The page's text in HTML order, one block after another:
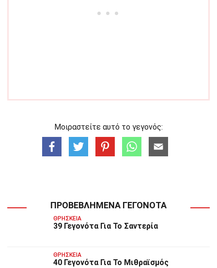
Μοιραστείτε αυτό το γεγονός:
ΠΡΟΒΕΒΛΗΜΈΝΑ ΓΕΓΟΝΌΤΑ
ΘΡΗΣΚΕΊΑ
39 Γεγονότα Για Το Σαντερία
ΘΡΗΣΚΕΊΑ
40 Γεγονότα Για Το Μιθραϊσμός